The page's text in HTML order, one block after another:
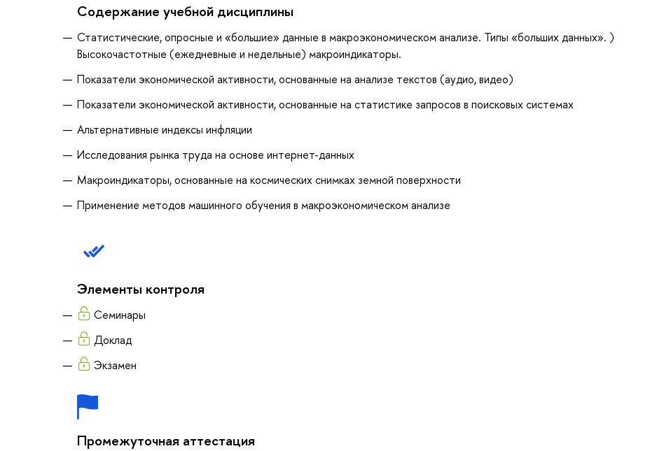
Содержание учебной дисциплины
Статистические, опросные и «большие» данные в макроэкономическом анализе. Типы «больших данных». )
Высокочастотные (ежедневные и недельные) макроиндикаторы.
Показатели экономической активности, основанные на анализе текстов (аудио, видео)
Показатели экономической активности, основанные на статистике запросов в поисковых системах
Альтернативные индексы инфляции
Исследования рынка труда на основе интернет-данных
Макроиндикаторы, основанные на космических снимках земной поверхности
Применение методов машинного обучения в макроэкономическом анализе
Элементы контроля
Семинары
Доклад
Экзамен
Промежуточная аттестация